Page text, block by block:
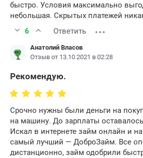
быстро. Условия максимально
небольшая. Скрытых платежей
6
Ответить
Анатолий Власов
Отзыв от 13.10.2021 в 02:28
Рекомендую.
Срочно нужны были деньги на
на машину. До зарплаты
Искал в интернете займ онлайн и
самый лучший — ДоброЗайм. Все
дистанционно, займ одобрили